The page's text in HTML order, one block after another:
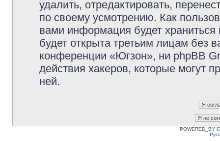
удалить, отредактировать,
по своему усмотрению. Как
вами информация будет
будет открыта третьим лицам без
конференции «Югзон», ни phpBB
действия хакеров, которые могут
ней.
POWERED_BY